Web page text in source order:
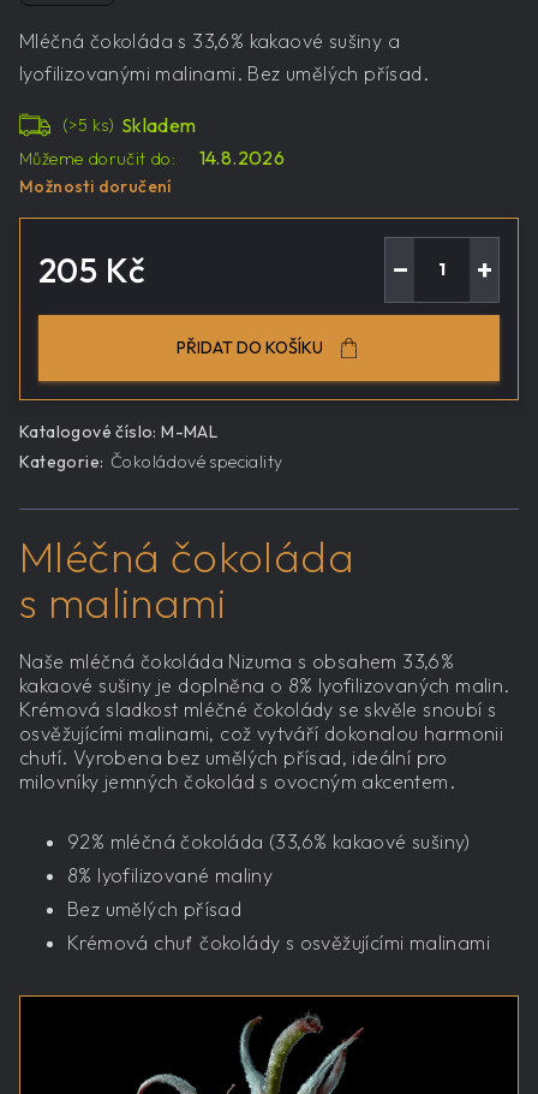
Mléčná čokoláda s 33,6% kakaové sušiny a
lyofilizovanými malinami. Bez umělých přísad.
Skladem
(>5 ks)
Můžeme doručit do:
14.8.2026
Možnosti doručení
205 Kč +
−
PŘIDAT DO KOŠÍKU
Katalogové číslo: M-MAL
Kategorie: Čokoládové speciality
Mléčná čokoláda
s malinami
Naše mléčná čokoláda Nizuma s obsahem 33,6%
kakaové sušiny je doplněna o 8% lyofilizovaných malin.
Krémová sladkost mléčné čokolády se skvěle snoubí s
osvěžujícími malinami, což vytváří dokonalou harmonii
chutí. Vyrobena bez umělých přísad, ideální pro
milovníky jemných čokolád s ovocným akcentem.
92% mléčná čokoláda (33,6% kakaové sušiny)
8% lyofilizované maliny
Bez umělých přísad
Krémová chuť čokolády s osvěžujícími malinami